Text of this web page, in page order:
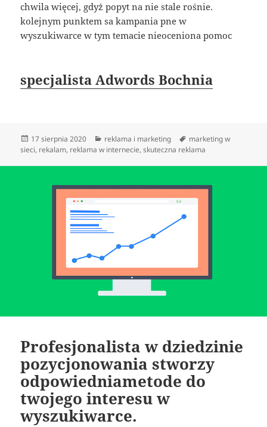
chwila więcej, gdyż popyt na nie stale rośnie.
kolejnym punktem sa kampania pne w
wyszukiwarce w tym temacie nieoceniona pomoc
specjalista Adwords Bochnia
Data
publikacji
17 sierpnia 2020 Kategorie
reklama i marketing Tagi
marketing w
sieci, rekalam, reklama w internecie,skuteczna reklama
Profesjonalista w dziedzinie
pozycjonowania stworzy
odpowiedniametode do
twojego interesu w
wyszukiwarce.